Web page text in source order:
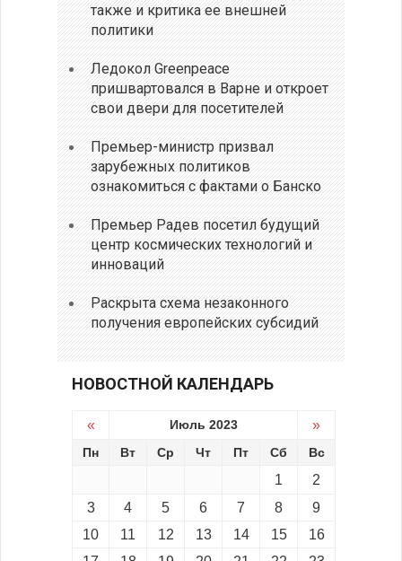
также и критика ее внешней
политики
Ледокол Greenpeace
пришвартовался в Варне и откроет
свои двери для посетителей
Премьер-министр призвал
зарубежных политиков
ознакомиться с фактами о Банско
Премьер Радев посетил будущий
центр космических технологий и
инноваций
Раскрыта схема незаконного
получения европейских субсидий
НОВОСТНОЙ КАЛЕНДАРЬ
« Июль 2023 »
Пн Вт Ср Чт Пт Сб Вс
1
2
3
4 5 6 7 8
9
10
11 12 13 14 15
16